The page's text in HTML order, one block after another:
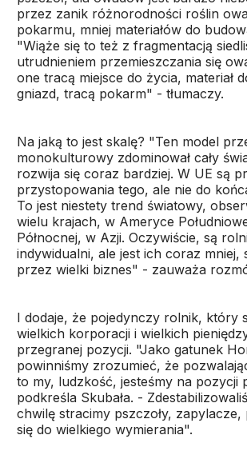
przez zanik różnorodności roślin
pokarmu, mniej materiałów do
"Wiąże się to też z fragmentacją
utrudnieniem przemieszczania się
one tracą miejsce do życia, materiał
gniazd, tracą pokarm" - tłumaczy.
Na jaką to jest skalę? "Ten model
monokulturowy zdominował cały
rozwija się coraz bardziej. W UE są
przystopowania tego, ale nie do
To jest niestety trend światowy,
wielu krajach, w Ameryce
Północnej, w Azji. Oczywiście, są
indywidualni, ale jest ich coraz mniej,
przez wielki biznes" - zauważa
I dodaje, że pojedynczy rolnik, który
wielkich korporacji i wielkich
przegranej pozycji. "Jako gatunek
powinniśmy zrozumieć, że
to my, ludzkość, jesteśmy na pozycji
podkreśla Skubała. -
chwilę stracimy pszczoły,
się do wielkiego wymierania".